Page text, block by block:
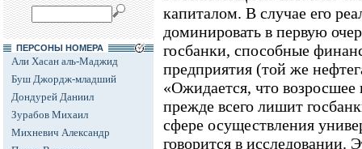
ПЕРСОНЫ НОМЕРА
Али Хасан аль-Маджид
Буш Джордж-младший
Дондурей Даниил
Зурабов Михаил
Михневич Александр
капиталом. В случае его
доминировать в первую
госбанки, способные
предприятия (той же
«Ожидается, что
прежде всего лишит
сфере осуществления
говорится в исследовании.